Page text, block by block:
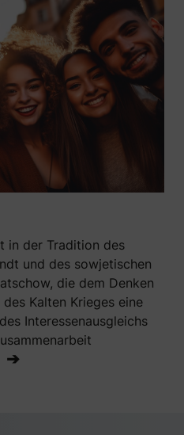
in der Tradition des
und des sowjetischen
die dem Denken
Kalten Krieges eine
Interessenausgleichs
➔